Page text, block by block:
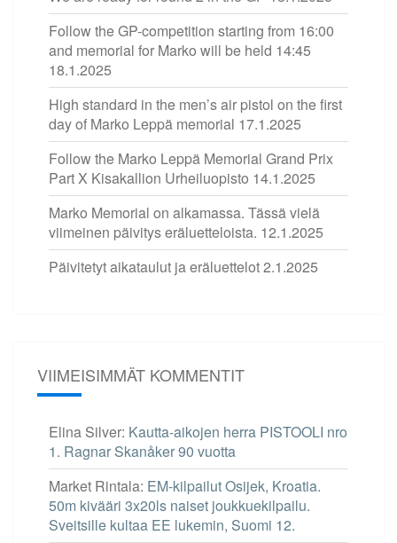
Follow the GP-competition starting from 16:00
and memorial for Marko will be held 14:45
18.1.2025
High standard in the men’s air pistol on the first
day of Marko Leppä memorial 17.1.2025
Follow the Marko Leppä Memorial Grand Prix
Part X Kisakallion Urheiluopisto 14.1.2025
Marko Memorial on alkamassa. Tässä vielä
viimeinen päivitys eräluetteloista. 12.1.2025
Päivitetyt aikataulut ja eräluettelot2.1.2025
VIIMEISIMMÄT KOMMENTIT
Elina Silver: Kautta-aikojen herra PISTOOLI nro
1. Ragnar Skanåker 90 vuotta
Market Rintala: EM-kilpailut Osijek, Kroatia.
50m kivääri 3x20ls naiset joukkuekilpailu.
Sveitsille kultaa EE lukemin, Suomi 12.